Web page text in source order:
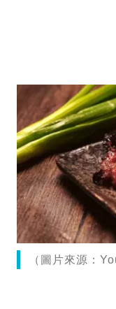
（圖片來源：